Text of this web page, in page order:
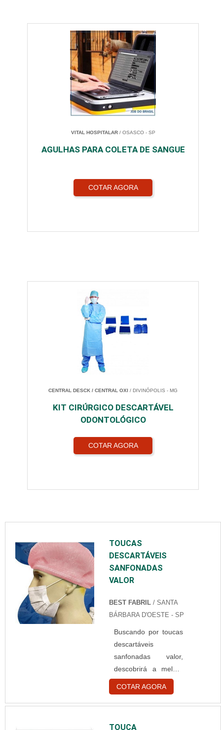
VITAL HOSPITALAR/ OSASCO - SP
AGULHAS PARA COLETA DE SANGUE
COTAR AGORA
CENTRAL DESCK / CENTRAL OXI / DIVINÓPOLIS - MG
KIT CIRÚRGICO DESCARTÁVEL
ODONTOLÓGICO
COTAR AGORA
TOUCAS
DESCARTÁVEIS
SANFONADAS
VALOR
BEST FABRIL / SANTA
BÁRBARA D'OESTE - SP
Buscando por toucas
descartáveis
sanfonadas valor,
descobrirá a melhor
empresa do
segmento.
Elaborando um
COTAR AGORA
TOUCA